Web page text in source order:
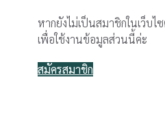
หากยังไม่เป็นสมาชิกในเว็บ
เพื่อใช้งานข้อมูลส่วนนี้ค่ะ
สมัครสมาชิก